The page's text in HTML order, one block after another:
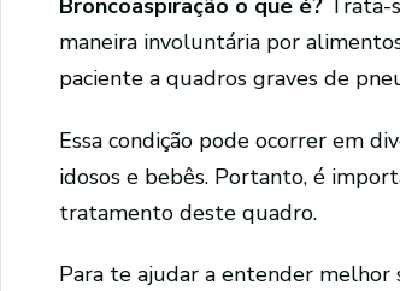
Broncoaspiração o que é? Trata-
maneira involuntária por
paciente a quadros graves de
Essa condição pode ocorrer em
idosos e bebês. Portanto, é
tratamento deste quadro.
Para te ajudar a entender melhor